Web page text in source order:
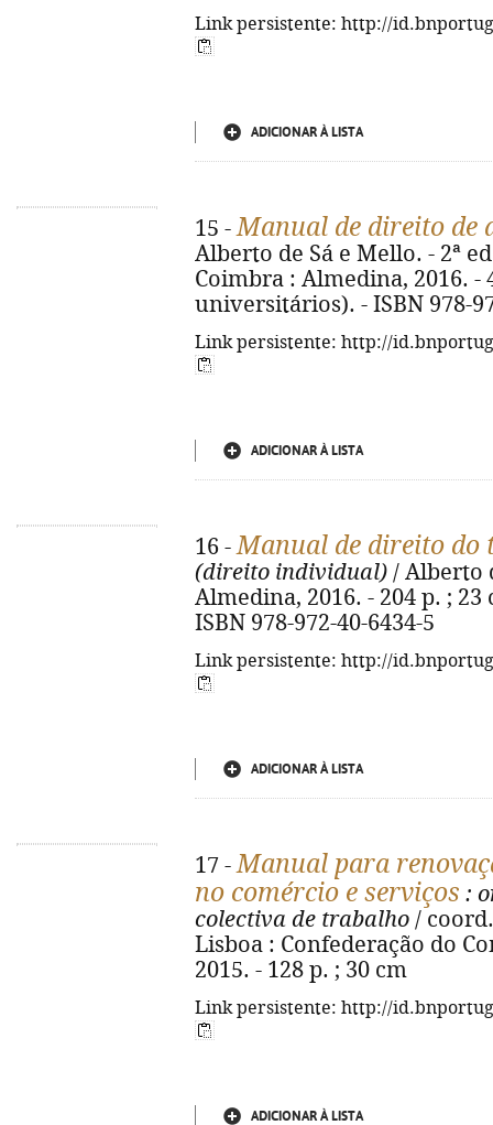
Link persistente: http://
ADICIONAR À LISTA
15 -Manual de direito de
Alberto de Sá e Mello. - 2ª
Coimbra : Almedina, 2016. -
universitários). - ISBN 978-
Link persistente: http://
ADICIONAR À LISTA
16 -Manual de direito do
(direito individual) / Alberto
Almedina, 2016. - 204 p. ;
ISBN 978-972-40-6434-5
Link persistente: http://
ADICIONAR À LISTA
17 -Manual para
no comércio e serviços :
colectiva de trabalho /
Lisboa : Confederação do
2015. - 128 p. ; 30 cm
Link persistente: http://
ADICIONAR À LISTA